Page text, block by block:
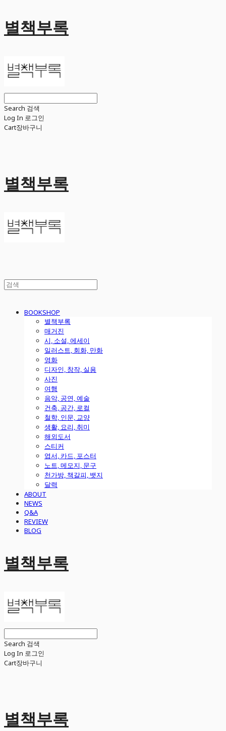
별책부록
Search 검색
Log In 로그인
Cart장바구니
별책부록
BOOKSHOP
별책부록
매거진
시, 소설, 에세이
일러스트, 회화, 만화
영화
디자인, 창작, 실용
사진
여행
음악, 공연, 예술
건축, 공간, 로컬
철학, 인문, 교양
생활, 요리, 취미
해외도서
스티커
엽서, 카드, 포스터
노트, 메모지, 문구
천가방, 책갈피, 뱃지
달력
ABOUT
NEWS
Q&A
REVIEW
BLOG
별책부록
Search 검색
Log In 로그인
Cart장바구니
별책부록